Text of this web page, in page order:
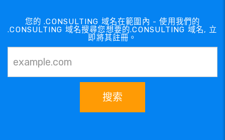
您的 .CONSULTING 域名在範圍內 - 使用我們的
.CONSULTING 域名搜尋您想要的.CONSULTING 域名, 立
即將其註冊。
搜索